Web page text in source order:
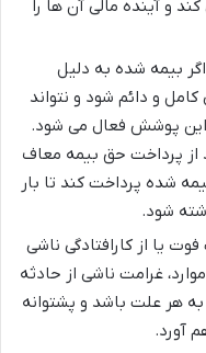
و آینده مالی آن ها را
اگر بیمه شده به دلیل
کامل و دائم شود و نتواند
این پوشش فعال می شود.
از پرداخت حق بیمه معاف
شده پرداخت کند تا بار
شود.
یا از کارافتادگی ناشی
غرامت ناشی از حادثه
به هر علت باشد و پشتوانه
آورد.